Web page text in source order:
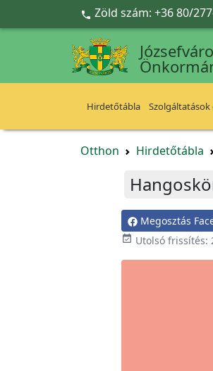
Ugrás a fő tartalomra
 Zöld szám: +36 80/
Hirdetőtábla
Otthon Hirdetőtábla
Megosztás
 Utolsó frissítés: